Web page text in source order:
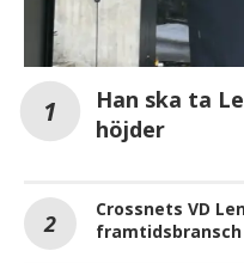
Han ska ta
höjder
Crossnets VD
framtidsbransch